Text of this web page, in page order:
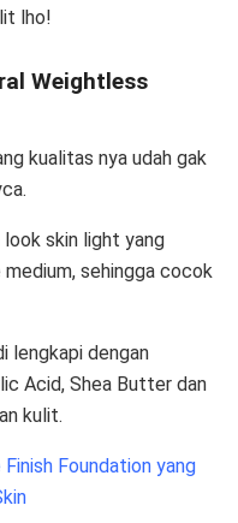
lho!
Weightless
kualitas nya udah gak
look skin light yang
sehingga cocok
lengkapi dengan
Acid, Shea Butter dan
kulit.
Foundation yang